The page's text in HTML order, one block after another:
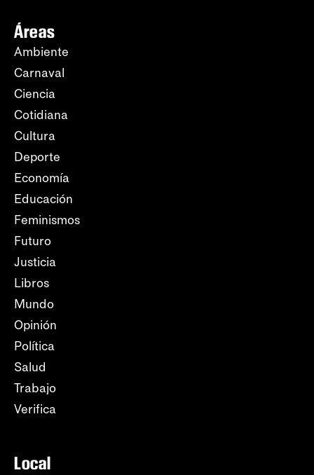
Áreas
Ambiente
Carnaval
Ciencia
Cotidiana
Cultura
Deporte
Economía
Educación
Feminismos
Futuro
Justicia
Libros
Mundo
Opinión
Política
Salud
Trabajo
Verifica
Local